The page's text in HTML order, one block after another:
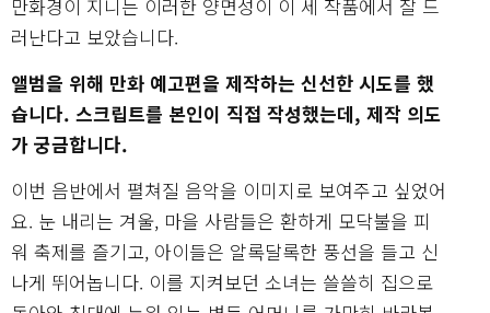
만화경이 지니는 이러한 양면성이 이 세 작품에서 잘 드
러난다고 보았습니다.
앨범을 위해 만화 예고편을 제작하는 신선한 시도를 했
습니다. 스크립트를 본인이 직접 작성했는데, 제작 의도
가 궁금합니다.
이번 음반에서 펼쳐질 음악을 이미지로 보여주고 싶었어
요. 눈 내리는 겨울, 마을 사람들은 환하게 모닥불을 피
워 축제를 즐기고, 아이들은 알록달록한 풍선을 들고 신
나게 뛰어놉니다. 이를 지켜보던 소녀는 쓸쓸히 집으로